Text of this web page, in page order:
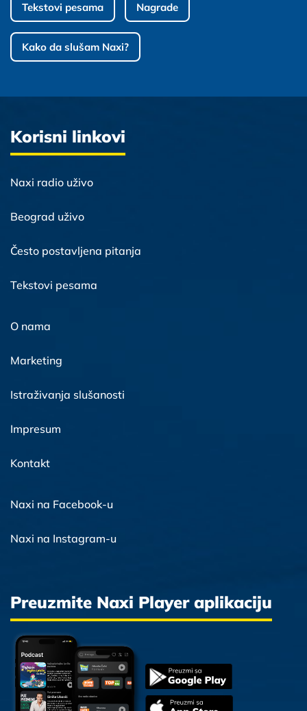
Tekstovi pesama Nagrade
Kako da slušam Naxi?
Korisni linkovi
Naxi radio uživo
Beograd uživo
Često postavljena pitanja
Tekstovi pesama
O nama
Marketing
Istraživanja slušanosti
Impresum
Kontakt
Naxi na Facebook-u
Naxi na Instagram-u
Preuzmite Naxi Player aplikaciju